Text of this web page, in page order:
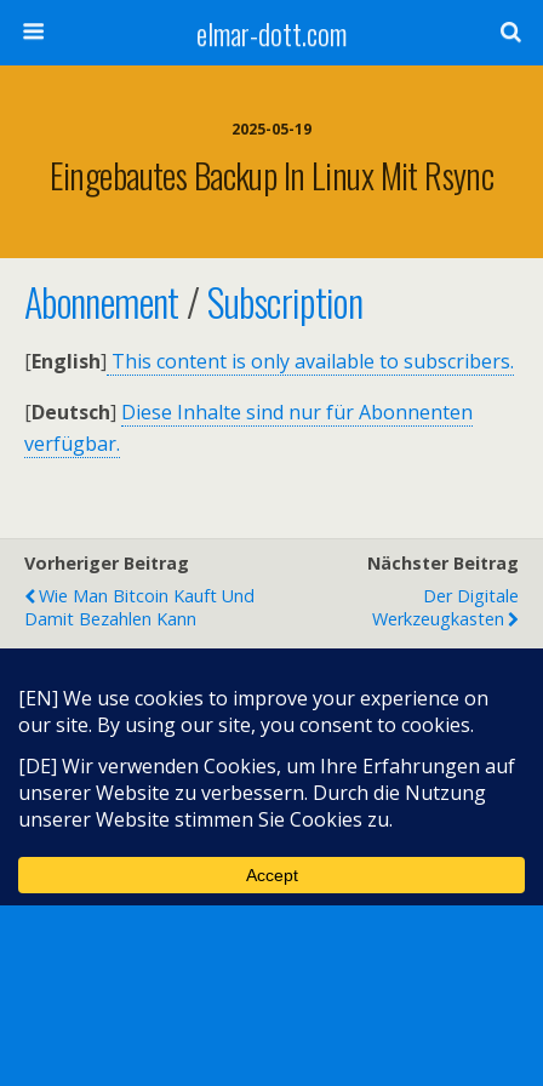
elmar-dott.com
2025-05-19
Eingebautes Backup In Linux Mit Rsync
Abonnement/Subscription
[English] This content is only available to subscribers.
[Deutsch] Diese Inhalte sind nur für Abonnenten
verfügbar.
Vorheriger Beitrag
Wie Man Bitcoin Kauft Und
Damit Bezahlen Kann
Nächster Beitrag
Der Digitale
Werkzeugkasten
Zum Seitenanfang
Sprache:
Mobil Desktop